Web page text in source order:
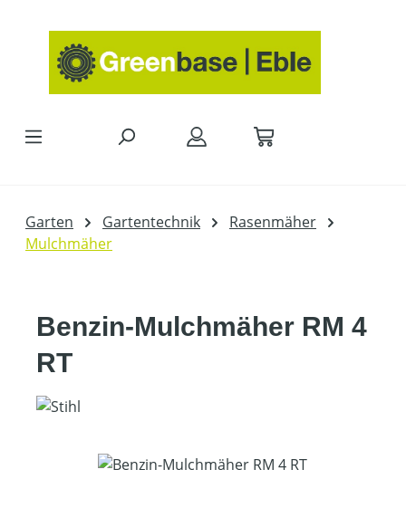
Garten Gartentechnik
Rasenmäher
Mulchmäher
Benzin-Mulchmäher RM 4
RT
Bildergalerie überspringen